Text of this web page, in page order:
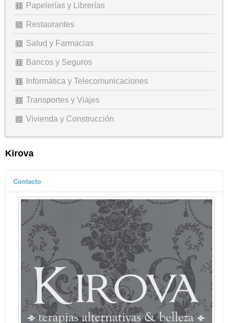
Papelerías y Librerías
Restaurantes
Salud y Farmacias
Bancos y Seguros
Informática y Telecomunicaciones
Transportes y Viajes
Vivienda y Construcción
Kirova
Contacto